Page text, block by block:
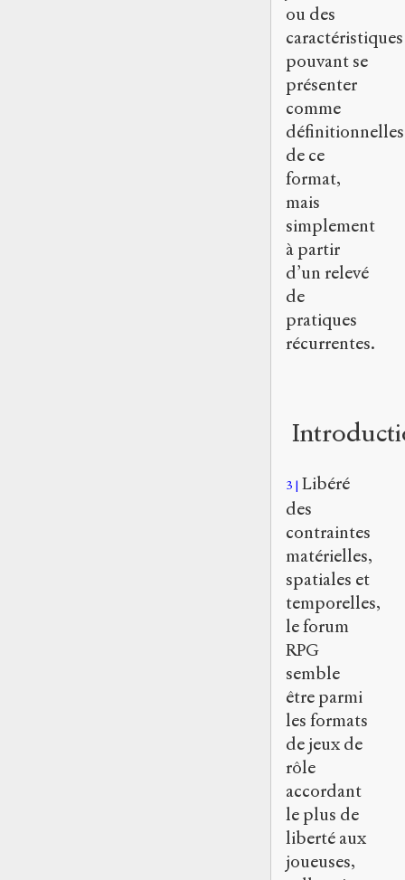
ou des
caractéristiques
pouvant se
présenter
comme
définitionnelles
de ce
format,
mais
simplement
à partir
d’un relevé
de
pratiques
récurrentes.
3
Libéré
des
contraintes
matérielles,
spatiales et
temporelles,
le forum
RPG
semble
être parmi
les formats
de jeux de
rôle
accordant
le plus de
liberté aux
joueuses,